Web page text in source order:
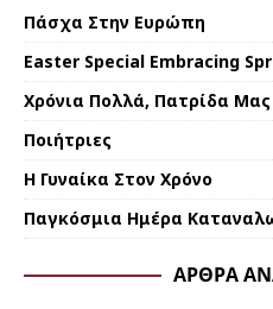
Πάσχα Στην Ευρώπη
Εaster Special Embracing
Χρόνια Πολλά, Πατρίδα Μας
Ποιήτριες
Η Γυναίκα Στον Χρόνο
Παγκόσμια Ημέρα
ΆΡΘΡΑ